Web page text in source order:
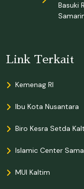
Basuki
Link Terkait
Kemenag RI
Ibu Kota Nusantara
Biro Kesra Setda
Islamic Center
MUI Kaltim